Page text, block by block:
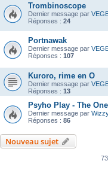
Trombinoscope
Dernier message par
Réponses : 24
Portnawak
Dernier message par
Réponses : 107
Kuroro, rime en O
Dernier message par
Réponses : 13
Psyho Play - The
Dernier message par
Réponses : 86
Nouveau sujet